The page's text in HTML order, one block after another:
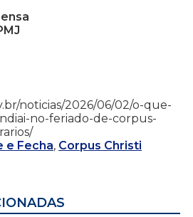
noticias/2026/06/02/o-que-
no-feriado-de-corpus-
e Fecha, Corpus Christi